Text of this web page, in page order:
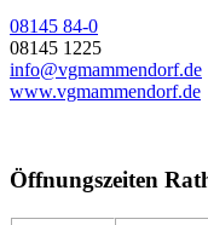
08145 84-0
08145 1225
info@vgmammendorf.de
www.vgmammendorf.de
Öffnungszeiten